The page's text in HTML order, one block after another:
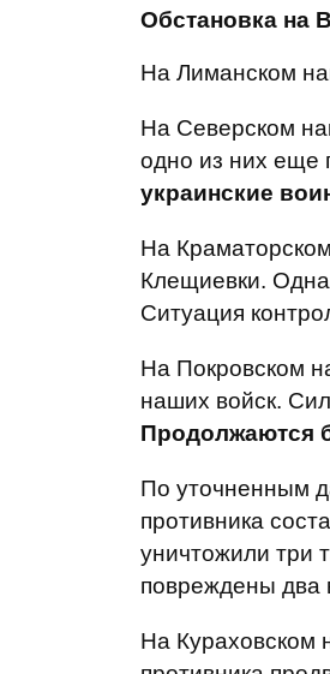
Обстановка на
На Лиманском
На Северском
одно из них еще
украинские
На
Клещиевки.
Ситуация
На Покровском
наших войск.
Продолжаются
По уточненным
противника
уничтожили три
повреждены два
На Кураховском